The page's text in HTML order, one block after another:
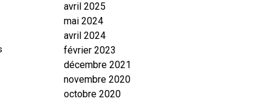
avril 2025
mai 2024
avril 2024
février 2023
décembre 2021
novembre 2020
octobre 2020